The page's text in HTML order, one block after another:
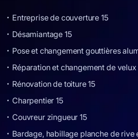
Entreprise de couverture 15
Désamiantage 15
Pose et changement gouttières
Réparation et changement de velux
Rénovation de toiture 15
Charpentier 15
Couvreur zingueur 15
Bardage, habillage planche de rive